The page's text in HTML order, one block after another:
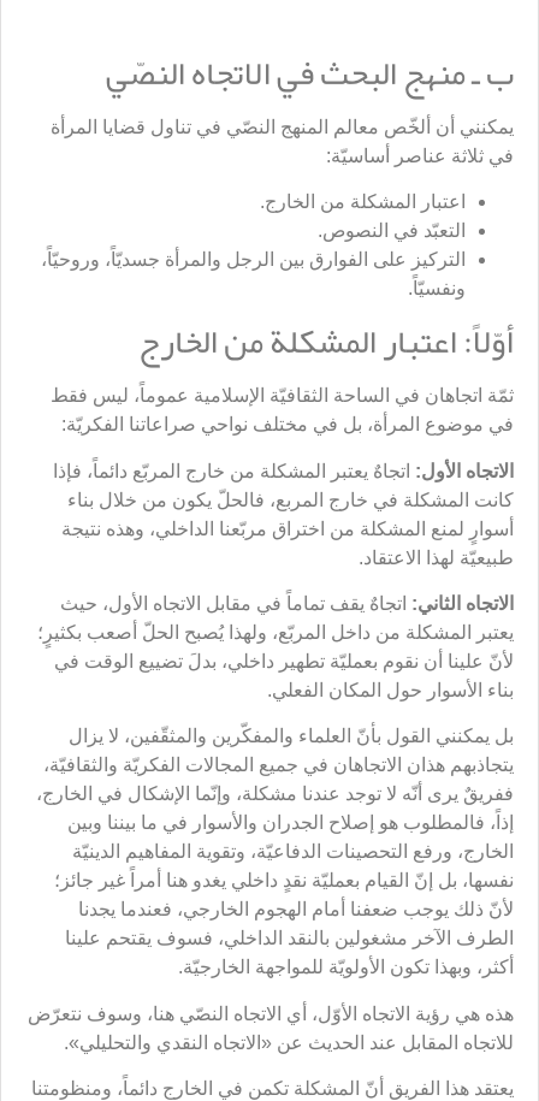
ب ـ منهج البحث في الاتجاه النصّي
يمكنني أن ألخّص معالم المنهج النصّي في تناول قضايا المرأة
في ثلاثة عناصر أساسيّة:
اعتبار المشكلة من الخارج.
التعبّد في النصوص.
التركيز على الفوارق بين الرجل والمرأة جسديّاً، وروحيّاً،
ونفسيّاً.
أوّلاً: اعتبار المشكلة من الخارج
ثمّة اتجاهان في الساحة الثقافيّة الإسلامية عموماً، ليس فقط
في موضوع المرأة، بل في مختلف نواحي صراعاتنا الفكريّة:
الاتجاه الأول: اتجاهٌ يعتبر المشكلة من خارج المربّع دائماً، فإذا
كانت المشكلة في خارج المربع، فالحلّ يكون من خلال بناء
أسوارٍ لمنع المشكلة من اختراق مربّعنا الداخلي، وهذه نتيجة
طبيعيّة لهذا الاعتقاد.
الاتجاه الثاني: اتجاهٌ يقف تماماً في مقابل الاتجاه الأول، حيث
يعتبر المشكلة من داخل المربّع، ولهذا يُصبح الحلّ أصعب بكثيرٍ؛
لأنّ علينا أن نقوم بعمليّة تطهير داخلي، بدلَ تضييع الوقت في
بناء الأسوار حول المكان الفعلي.
بل يمكنني القول بأنّ العلماء والمفكّرين والمثقّفين، لا يزال
يتجاذبهم هذان الاتجاهان في جميع المجالات الفكريّة والثقافيّة،
ففريقٌ يرى أنّه لا توجد عندنا مشكلة، وإنّما الإشكال في الخارج،
إذاً، فالمطلوب هو إصلاح الجدران والأسوار في ما بيننا وبين
الخارج، ورفع التحصينات الدفاعيّة، وتقوية المفاهيم الدينيّة
نفسها، بل إنّ القيام بعمليّة نقدٍ داخلي يغدو هنا أمراً غير جائز؛
لأنّ ذلك يوجب ضعفنا أمام الهجوم الخارجي، فعندما يجدنا
الطرف الآخر مشغولين بالنقد الداخلي، فسوف يقتحم علينا
أكثر، وبهذا تكون الأولويّة للمواجهة الخارجيّة.
هذه هي رؤية الاتجاه الأوّل، أي الاتجاه النصّي هنا، وسوف نتعرّض
للاتجاه المقابل عند الحديث عن «الاتجاه النقدي والتحليلي».
يعتقد هذا الفريق أنّ المشكلة تكمن في الخارج دائماً، ومنظومتنا